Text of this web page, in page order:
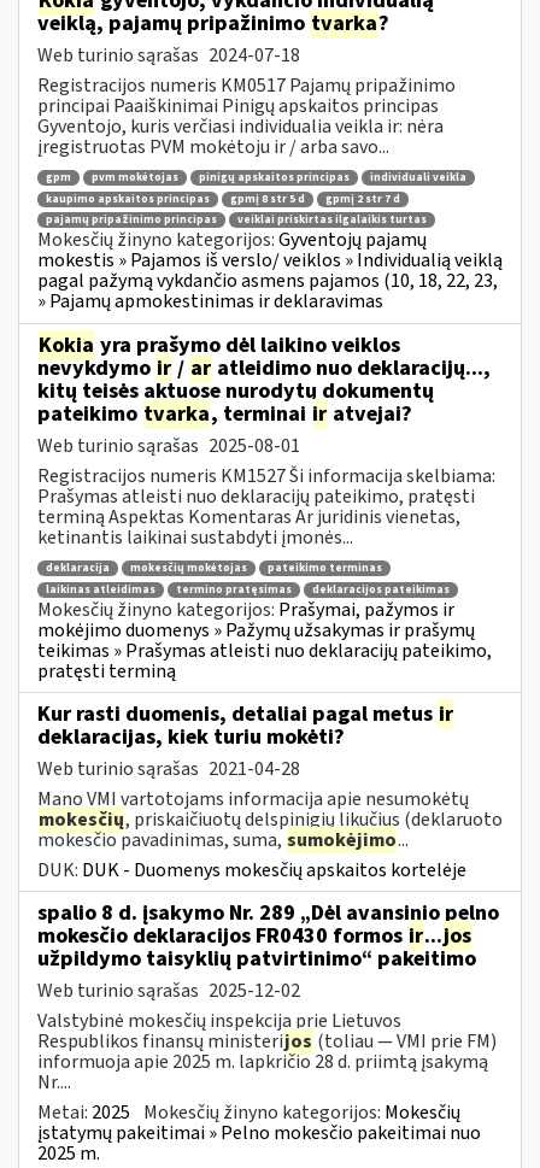
veiklą, pajamų pripažinimo tvarka?
Web turinio sąrašas 2024-07-18
Registracijos numeris KM0517 Pajamų pripažinimo
principai Paaiškinimai Pinigų apskaitos principas
Gyventojo, kuris verčiasi individualia veikla ir: nėra
įregistruotas PVM mokėtoju ir / arba savo...
gpm pvm mokėtojas pinigų apskaitos principas
individuali veikla
kaupimo apskaitos principas
gpmį 8 str 5 d
gpmį 2 str 7 d
pajamų pripažinimo principas
veiklai priskirtas ilgalaikis turtas
Mokesčių žinyno kategorijos:Gyventojų pajamų
mokestis » Pajamos iš verslo/ veiklos » Individualią veiklą
pagal pažymą vykdančio asmens pajamos (10, 18, 22, 23,
» Pajamų apmokestinimas ir deklaravimas
Kokia yra prašymo dėl laikino veiklos
nevykdymo ir / ar atleidimo nuo deklaracijų...,
kitų teisės aktuose nurodytų dokumentų
pateikimo tvarka, terminai ir atvejai?
Web turinio sąrašas 2025-08-01
Registracijos numeris KM1527 Ši informacija skelbiama:
Prašymas atleisti nuo deklaracijų pateikimo, pratęsti
terminą Aspektas Komentaras Ar juridinis vienetas,
ketinantis laikinai sustabdyti įmonės...
deklaracija mokesčių mokėtojas
pateikimo terminas
laikinas atleidimas
termino pratęsimas deklaracijos pateikimas
Mokesčių žinyno kategorijos: Prašymai, pažymos ir
mokėjimo duomenys » Pažymų užsakymas ir prašymų
teikimas » Prašymas atleisti nuo deklaracijų pateikimo,
pratęsti terminą
Kur rasti duomenis, detaliai pagal metus ir
deklaracijas, kiek turiu mokėti?
Web turinio sąrašas 2021-04-28
Mano VMI vartotojams informacija apie nesumokėtų
mokesčių, priskaičiuotų delspinigių likučius (deklaruoto
mokesčio pavadinimas, suma, sumokėjimo...
DUK: DUK - Duomenys mokesčių apskaitos kortelėje
spalio 8 d. įsakymo Nr. 289 „Dėl avansinio pelno
mokesčio deklaracijos FR0430 formos ir...jos
užpildymo taisyklių patvirtinimo“ pakeitimo
Web turinio sąrašas 2025-12-02
Valstybinė mokesčių inspekcija prie Lietuvos
Respublikos finansų ministerijos (toliau — VMI prie FM)
informuoja apie 2025 m. lapkričio 28 d. priimtą įsakymą
Nr....
Metai: 2025 Mokesčių žinyno kategorijos: Mokesčių
įstatymų pakeitimai » Pelno mokesčio pakeitimai nuo
2025 m.